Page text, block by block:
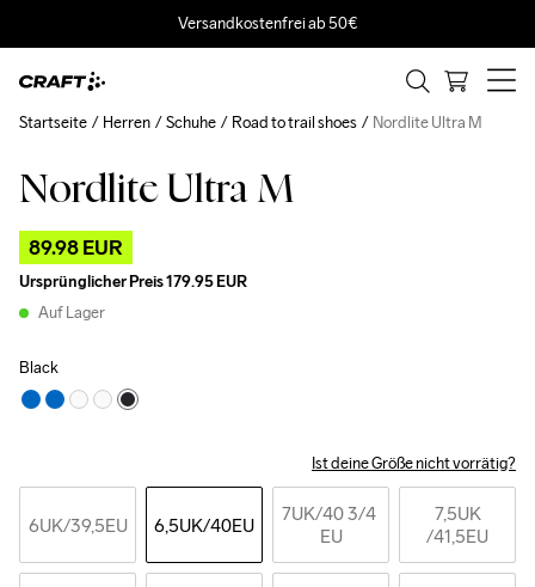
Versandkostenfrei ab 50€
Nordlite Ultra M
89.98 EUR
Ursprünglicher Preis179.95 EUR
Auf Lager
Black
Ist deine Größe nicht vorrätig?
6UK/39,5EU 6,5UK/40EU 7UK/40 3/4
EU
7,5UK
/41,5EU
Startseite Herren Schuhe Road to trail shoes Nordlite Ultra M
Outlet